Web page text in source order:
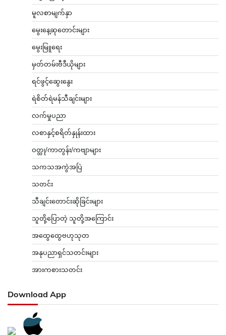
မူလစာမျက်နှာ
မွေးနေ့ဆုတောင်းများ
မွေးမြူရေး
မှတ်တမ်းဗီဒီယိုများ
ရင်ဖွင့်ဆွေးနွေး
ရဲစိတ်ရဲမန်သီချင်းများ
လက်မှုပညာ
လစာနှင့်စရိတ်နှုန်းထား
ဝတ္ထု/ကာတွန်း/ကဗျာများ
သကသအကွဲအပြဲ
သတင်း
သီချင်းတောင်းဆိုခြင်းများ
သူတို့ပြောတဲ့ သူတို့အကြောင်း
အထွေထွေဗဟုသုတ
အနုပညာရှင်သတင်းများ
အားကစားသတင်း
Download App